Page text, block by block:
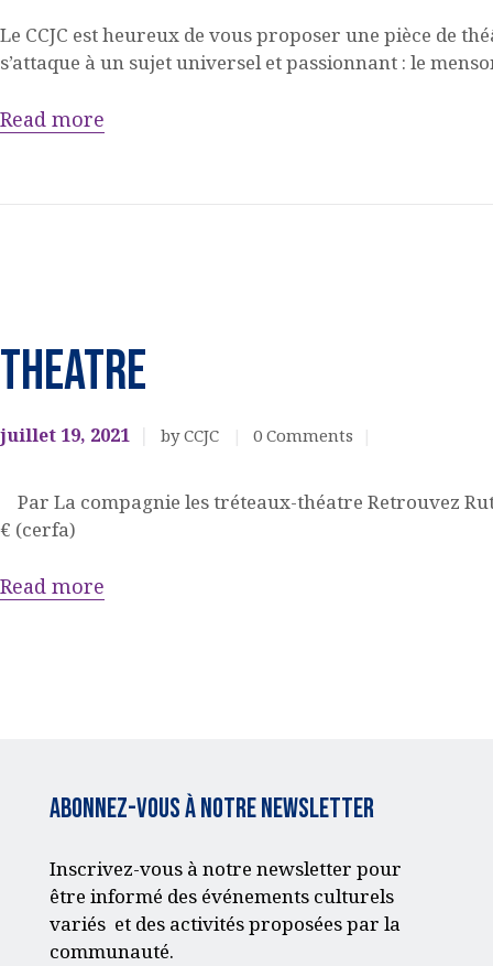
ACQUISITION DU
CENTRE
Le CCJC est heureux de vous proposer une pièce de
s’attaque à un sujet universel et passionnant : le
Read more
activités
THEATRE
THEATRE
juillet 19, 2021 by CCJC 0 Comments
Par La compagnie les tréteaux-théatre Retrouvez
€ (cerfa)
Read more
Abonnez-vous à notre Newsletter
Inscrivez-vous à notre newsletter pour
être informé des événements culturels
variés et des activités proposées par la
communauté.